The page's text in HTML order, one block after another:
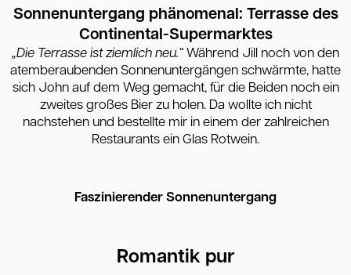
Sonnenuntergang phänomenal: Terrasse des
Continental-Supermarktes
„Die Terrasse ist ziemlich neu.“ Während Jill noch von den
atemberaubenden Sonnenuntergängen schwärmte, hatte
sich John auf dem Weg gemacht, für die Beiden noch ein
zweites großes Bier zu holen. Da wollte ich nicht
nachstehen und bestellte mir in einem der zahlreichen
Restaurants ein Glas Rotwein.
Faszinierender Sonnenuntergang
Romantik pur